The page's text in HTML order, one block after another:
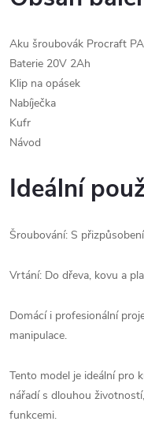
Aku šroubovák Procraft
Baterie 20V 2Ah
Klip na opásek
Nabíječka
Kufr
Návod
Ideální
Šroubování: S
Vrtání: Do dřeva, kovu a
Domácí i profesionální
manipulace.
Tento model je ideální pro
nářadí s dlouhou
funkcemi.